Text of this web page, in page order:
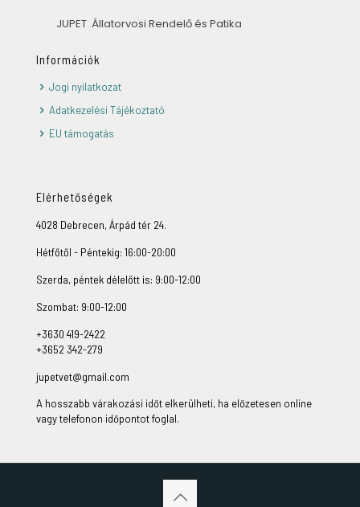
JUPET Állatorvosi Rendelő és Patika
Információk
Jogi nyilatkozat
Adatkezelési Tájékoztató
EU támogatás
Elérhetőségek
4028 Debrecen, Árpád tér 24.
Hétfőtől - Péntekig: 16:00-20:00
Szerda, péntek délelőtt is: 9:00-12:00
Szombat: 9:00-12:00
+3630 419-2422
+3652 342-279
jupetvet@gmail.com
A hosszabb várakozási időt elkerülheti, ha előzetesen online
vagy telefonon időpontot foglal.